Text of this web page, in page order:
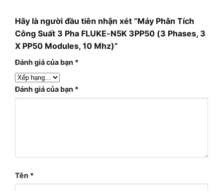
Hãy là người đầu tiên nhận xét “Máy Phân Tích
Công Suất 3 Pha FLUKE-N5K 3PP50 (3 Phases, 3
X PP50 Modules, 10 Mhz)”
Đánh giá của bạn *
Đánh giá của bạn *
Tên *